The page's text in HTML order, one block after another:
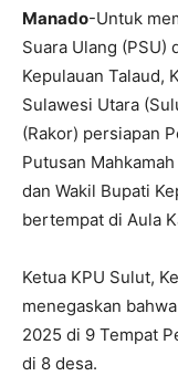
Manado-Untuk
Suara Ulang (PSU)
Kepulauan Talaud,
Sulawesi Utara
(Rakor) persiapan
Putusan
dan Wakil Bupati
bertempat di Aula
Ketua KPU Sulut,
menegaskan
2025 di 9 Tempat
di 8 desa.